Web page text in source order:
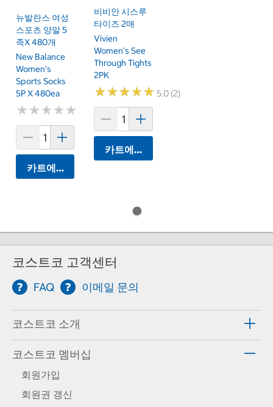
뉴발란스 여성
스포츠 양말 5
족x 480개
New Balance
Women's
Sports Socks
5P X 480ea
★★★★★
★★★★★
카트에 담기
비비안 시스루
타이즈 2매
Vivien
Women's See
Through Tights
2PK
★★★★★
★★★★★ 5.0 (2)
카트에 담기
코스트코 고객센터
FAQ 이메일 문의
코스트코 소개
코스트코 멤버십
회원가입
회원권 갱신